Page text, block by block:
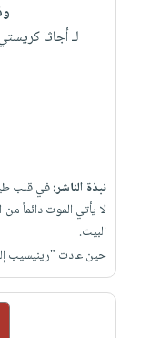
لـ أجاثا
نبذة الناشر:في قلب
لا يأتي الموت دائماً
البيت.
حين عادت "رينيسيب